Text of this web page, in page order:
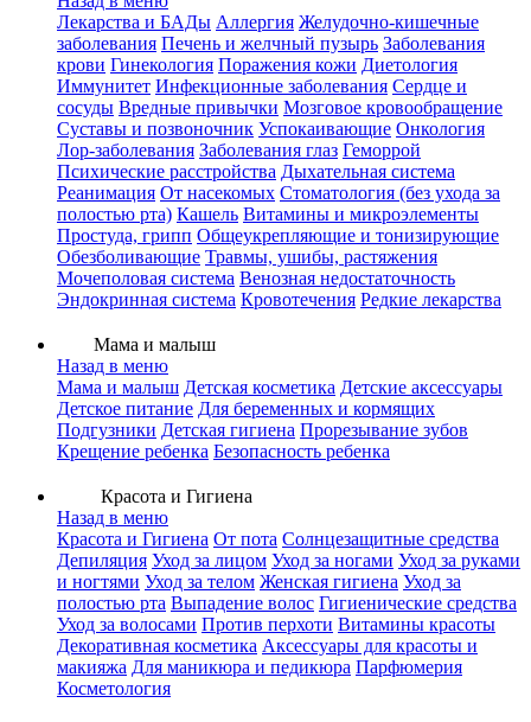
Лекарства и БАДы Аллергия Желудочно-кишечные
заболевания Печень и желчный пузырь Заболевания
крови Гинекология Поражения кожи Диетология
Иммунитет Инфекционные заболевания Сердце и
сосуды Вредные привычки Мозговое кровообращение
Суставы и позвоночник Успокаивающие Онкология
Лор-заболевания Заболевания глаз Геморрой
Психические расстройства Дыхательная система
Реанимация От насекомых Стоматология (без ухода за
полостью рта) Кашель Витамины и микроэлементы
Простуда, грипп Общеукрепляющие и тонизирующие
Обезболивающие Травмы, ушибы, растяжения
Мочеполовая система Венозная недостаточность
Эндокринная система Кровотечения Редкие лекарства
Мама и малыш
Назад в меню
Мама и малыш Детская косметика Детские аксессуары
Детское питание Для беременных и кормящих
Подгузники Детская гигиена Прорезывание зубов
Крещение ребенка Безопасность ребенка
Красота и Гигиена
Назад в меню
Красота и Гигиена От пота Солнцезащитные средства
Депиляция Уход за лицом Уход за ногами Уход за руками
и ногтями Уход за телом Женская гигиена Уход за
полостью рта Выпадение волос Гигиенические средства
Уход за волосами Против перхоти Витамины красоты
Декоративная косметика Аксессуары для красоты и
макияжа Для маникюра и педикюра Парфюмерия
Косметология